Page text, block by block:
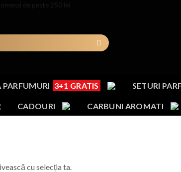
PARFUMURI 3+1 GRATIS SETURI
CADOURI CARBUNI AROMATI
cu selecția ta.